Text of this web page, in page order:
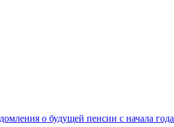
о будущей пенсии с начала года